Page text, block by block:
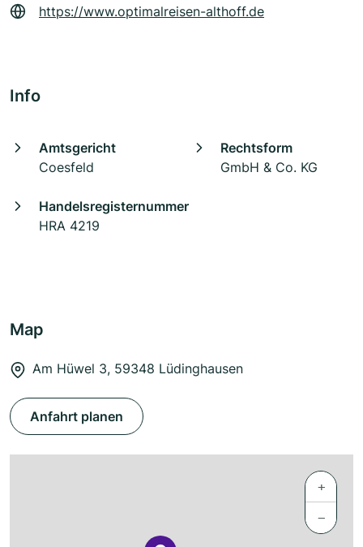
https://www.optimalreisen-althoff.de
Info
Amtsgericht
Coesfeld
Rechtsform
GmbH & Co. KG
Handelsregisternummer
HRA 4219
Map
Am Hüwel 3, 59348 Lüdinghausen
Anfahrt planen
+
−